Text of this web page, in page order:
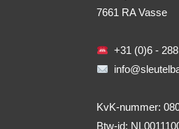
7661 RA Vasse
+31 (0)6 -
KvK-nummer:
Btw-id: